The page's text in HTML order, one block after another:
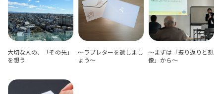
大切な人の、「その先」
を想う
～ラブレターを遺しまし
ょう～
～まずは「振り返りと想
像」から～